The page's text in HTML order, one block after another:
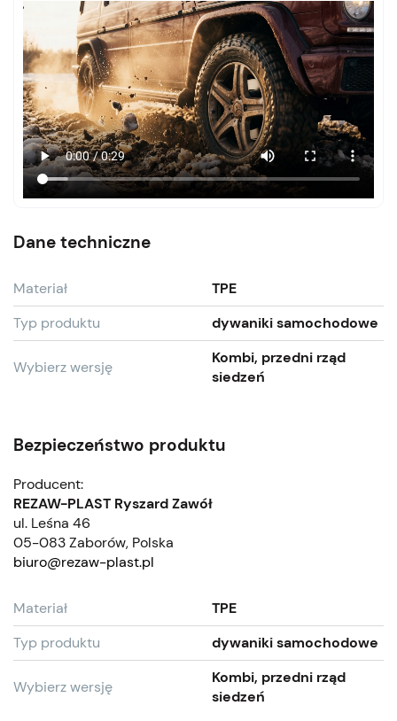
Dane techniczne
Materiał
TPE
Typ produktu
dywaniki samochodowe
Wybierz wersję
Kombi, przedni rząd
siedzeń
Bezpieczeństwo produktu
Producent:
REZAW-PLAST Ryszard Zawół
ul. Leśna 46
05-083 Zaborów, Polska
biuro@rezaw-plast.pl
Materiał
TPE
Typ produktu
dywaniki samochodowe
Wybierz wersję
Kombi, przedni rząd
siedzeń